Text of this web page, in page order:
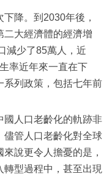
降。到2030年後，
二大經濟體的經濟增
減少了85萬人，近
率近年來一直在下
系列政策，包括七年前
國人口老齡化的軌跡非
儘管人口老齡化對全球
說更令人擔憂的是，
型過程中，甚至出現